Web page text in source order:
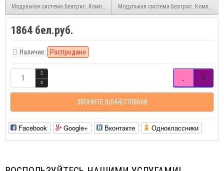
Модульная система Беатрис. Композиция №5.Модульная система Беатрис.
1864 бел.руб.
Наличие: Распродано
ЗВОНИТЕ 8(044)7708668
Facebook Google+ Вконтакте Одноклассники